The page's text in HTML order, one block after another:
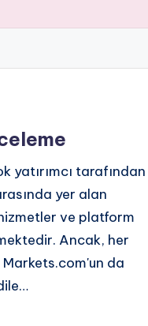
yatırımcı tarafından
yer alan
ve platform
Ancak, her
da